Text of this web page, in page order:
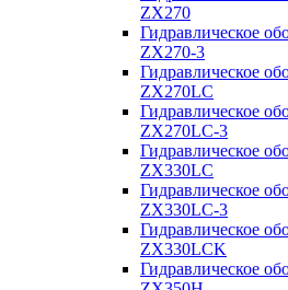
ZX270
Гидравлическое
ZX270-3
Гидравлическое
ZX270LC
Гидравлическое
ZX270LC-3
Гидравлическое
ZX330LC
Гидравлическое
ZX330LC-3
Гидравлическое
ZX330LCK
Гидравлическое